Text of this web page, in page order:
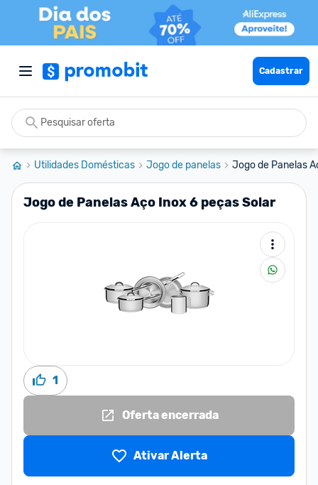
Cadastrar
Utilidades Domésticas Jogo de panelas Jogo de Panelas
Jogo de Panelas Aço Inox 6 peças Solar
1
Oferta encerrada
Ativar Alerta